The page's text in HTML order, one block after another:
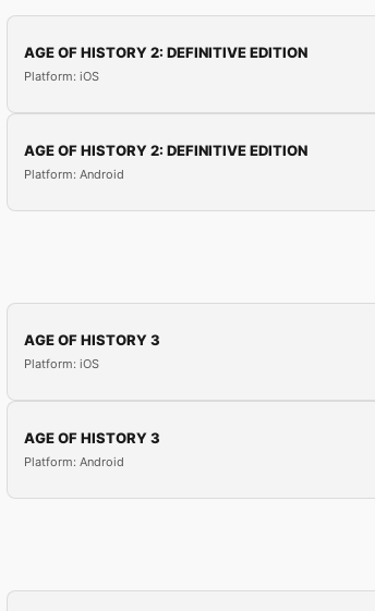
AGE OF HISTORY 2: DEFINITIVE EDITION
Platform: iOS
AGE OF HISTORY 2: DEFINITIVE EDITION
Platform: Android
AGE OF HISTORY 3
Platform: iOS
AGE OF HISTORY 3
Platform: Android